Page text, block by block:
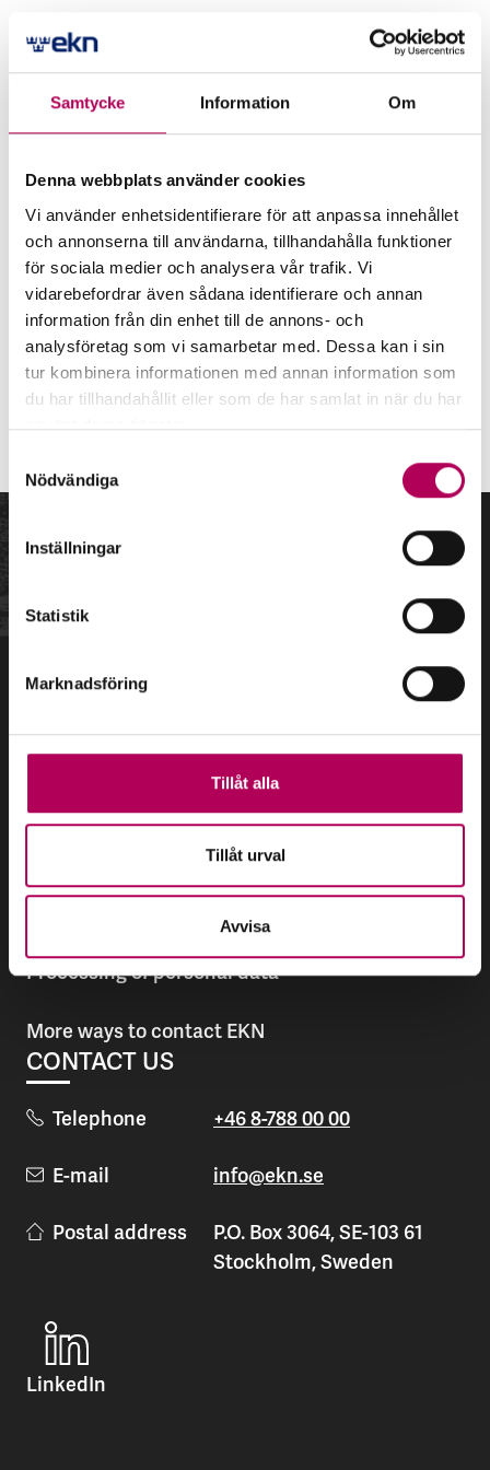
Samtycke Information Om
Denna webbplats använder cookies
Vi använder enhetsidentifierare för att anpassa innehållet
och annonserna till användarna, tillhandahålla funktioner
för sociala medier och analysera vår trafik. Vi
vidarebefordrar även sådana identifierare och annan
information från din enhet till de annons- och
analysföretag som vi samarbetar med. Dessa kan i sin
tur kombinera informationen med annan information som
du har tillhandahållit eller som de har samlat in när du har
använt deras tjänster.
personuppgifter.
Nödvändiga
Inställningar
Statistik
Marknadsföring
Tillåt alla
Tillåt urval
Avvisa
Do you want to know more about Swedish and
international organizations and export credit
find links to a selection.
Swedish organisations
Export credit institutions in other
countries
International organisations
DIRECT LINKS
Career
Processing of personal data
More ways to contact EKN
CONTACT US
Telephone +46 8-788 00 00
E-mail info@ekn.se
Postal address
P.O. Box 3064, SE-103 61
Stockholm, Sweden
LinkedIn